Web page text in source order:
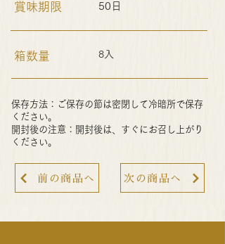
賞味期限 50日
箱数量 8入
保存方法：ご保存の節は密閉して冷暗所で保存
ください。
開封後の注意：開封後は、すぐにお召し上がり
ください。
前の商品へ 次の商品へ